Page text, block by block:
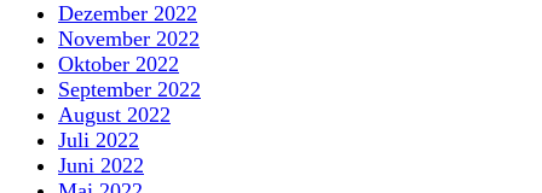
Dezember 2022
November 2022
Oktober 2022
September 2022
August 2022
Juli 2022
Juni 2022